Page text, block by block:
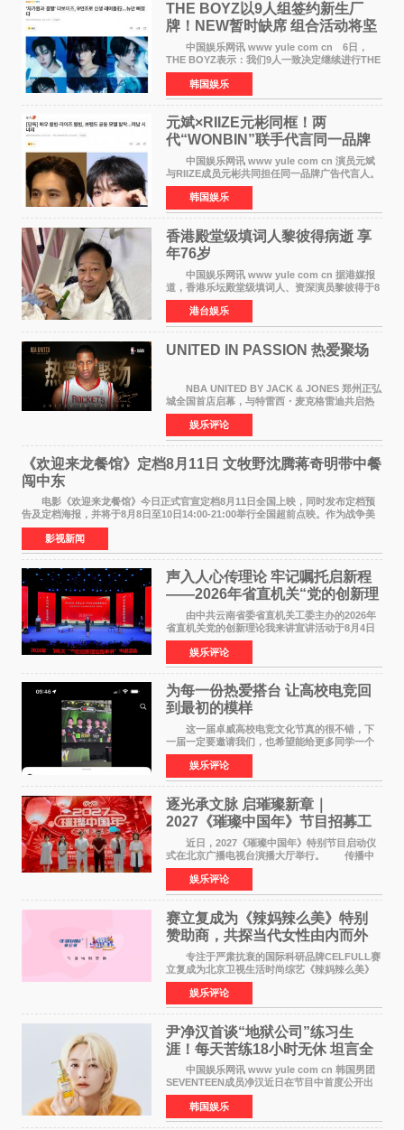
THE BOYZ以9人组签约新生厂
牌！NEW暂时缺席 组合活动将坚
定不移继续
中国娱乐网讯 www yule com cn 6日，
THE BOYZ表示：我们9人一致决定继续进行THE
BOYZ组合活动，并且已经完成了组合团体活动
签约。目前正在新生厂牌下进行活动准备。尚未
离开THE BOYZ原所
韩国娱乐
元斌×RIIZE元彬同框！两
代“WONBIN”联手代言同一品牌
颜值天花板合体
中国娱乐网讯 www yule com cn 演员元斌
与RIIZE成员元彬共同担任同一品牌广告代言人。
6日据独家报道，继演员元斌之后，RIIZE元彬最
近也被选为某在线中介平台A公司的共同广告代言
人，两人将作
韩国娱乐
香港殿堂级填词人黎彼得病逝 享
年76岁​
中国娱乐网讯 www yule com cn 据港媒报
道，香港乐坛殿堂级填词人、资深演员黎彼得于8
月5日上午因病离世，终年76岁。好友钟志光透
露，黎彼得今年3月中风后便卧床休养，身体机能
持续衰退，最
港台娱乐
UNITED IN PASSION 热爱聚场
NBA UNITED BY JACK & JONES 郑州正弘
城全国首店启幕，与特雷西・麦克格雷迪共启热
爱 2026 年7 月21 日，
NBAUNITEDBYJACK&JONES 全国首店，于郑
州正弘城正式启幕。NBA 传奇球星
娱乐评论
《欢迎来龙餐馆》定档8月11日 文牧野沈腾蒋奇明带中餐
闯中东
电影《欢迎来龙餐馆》今日正式官宣定档8月11日全国上映，同时发布定档预
告及定档海报，并将于8月8日至10日14:00-21:00举行全国超前点映。作为战争美
食大片，影片讲述的是中国厨师徐福（沈腾
影视新闻
声入人心传理论 牢记嘱托启新程
——2026年省直机关“党的创新理
论我来讲”宣讲活动圆满落幕
由中共云南省委省直机关工委主办的2026年
省直机关党的创新理论我来讲宣讲活动于8月4日
至5日在昆明举办。活动以 "牢记嘱托 感恩奋进
开创云南发展新局面 "为主题，坚持以新时代中国
特色社会主义
娱乐评论
为每一份热爱搭台 让高校电竞回
到最初的模样
这一届卓威高校电竞文化节真的很不错，下
一届一定要邀请我们，也希望能给更多同学一个
来到现场的机会。 2026卓威高校电竞文化节
已经落下帷幕，在活动结束后，仍有不少高校电
竞社负责人和现
娱乐评论
逐光承文脉 启璀璨新章｜
2027《璀璨中国年》节目招募工
作圆满启动
近日，2027《璀璨中国年》特别节目启动仪
式在北京广播电视台演播大厅举行。 传播中
华优秀传统文化，弘扬纯正国风艺术，打造高规
格、高质感、正能量的文艺盛典，是璀璨中国年
矢志不渝的初心
娱乐评论
赛立复成为《辣妈辣么美》特别
赞助商，共探当代女性由内而外
活力美
专注于严肃抗衰的国际科研品牌CELFULL赛
立复成为北京卫视生活时尚综艺《辣妈辣么美》
的特别赞助商,明星辣妈袁咏仪倾情参与，向广大
都市女性传递健康生活新主张，寄语当代女性在
家庭与自我之间
娱乐评论
尹净汉首谈“地狱公司”练习生
涯！每天苦练18小时无休 坦言全
靠成员撑过来
中国娱乐网讯 www yule com cn 韩国男团
SEVENTEEN成员净汉近日在节目中首度公开出
道前的残酷练习生经历，并提及经纪公司Pledis
娱乐，引发广泛关注。 在8月2日播出的日本
TBS综艺节目《周
韩国娱乐